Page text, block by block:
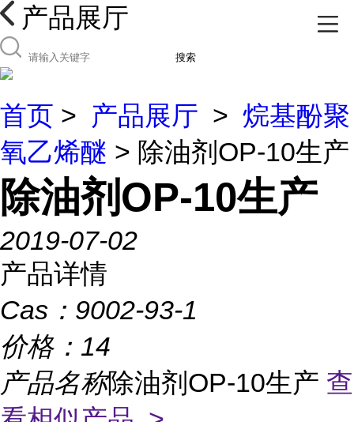
产品展厅
搜索
首页 > 产品展厅 > 烷基酚聚
氧乙烯醚 > 除油剂OP-10生产
除油剂OP-10生产
2019-07-02
产品详情
Cas： 9002-93-1
价格： 14
产品名称除油剂OP-10生产 查